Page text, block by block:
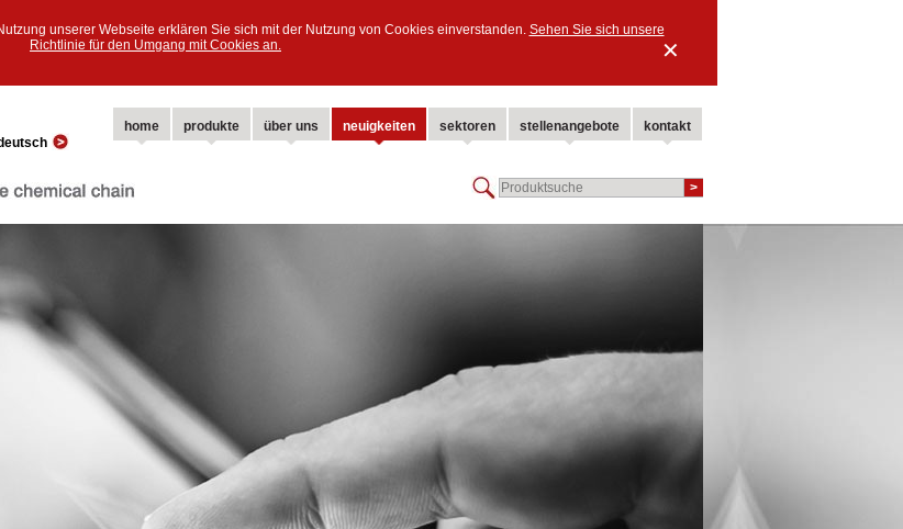
unserer Webseite erklären Sie sich mit der Nutzung von Cookies einverstanden. Sehen Sie sich unsere
Richtlinie für den Umgang mit Cookies an.
✕
home produkte über uns neuigkeiten sektoren stellenangebote
kontakt